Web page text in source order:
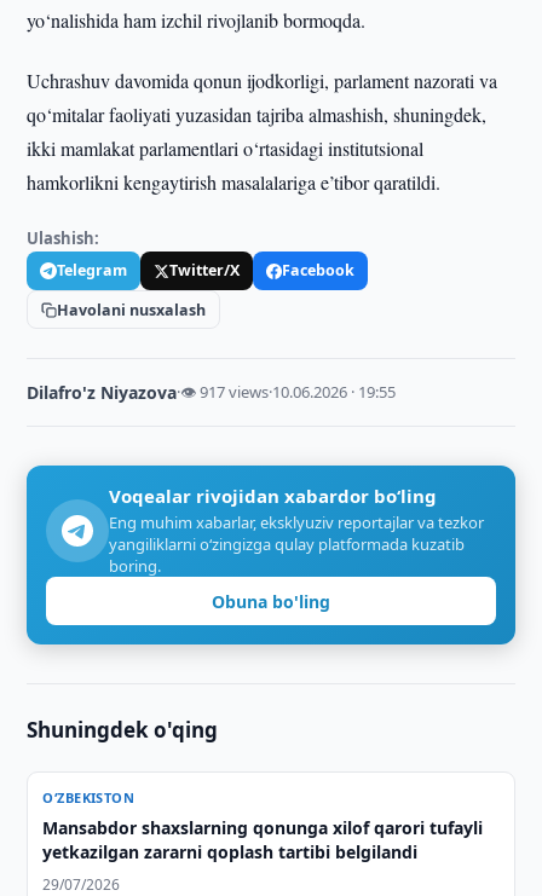
yo‘nalishida ham izchil rivojlanib bormoqda.
Uchrashuv davomida qonun ijodkorligi, parlament nazorati va
qo‘mitalar faoliyati yuzasidan tajriba almashish, shuningdek,
ikki mamlakat parlamentlari o‘rtasidagi institutsional
hamkorlikni kengaytirish masalalariga e’tibor qaratildi.
Ulashish:
Telegram Twitter/X
Facebook
Havolani nusxalash
Dilafro'z Niyazova·👁 917 views·10.06.2026 · 19:55
Voqealar rivojidan xabardor bo‘ling
Eng muhim xabarlar, eksklyuziv reportajlar va tezkor
yangiliklarni o‘zingizga qulay platformada kuzatib
boring.
Obuna bo'ling
Shuningdek o'qing
O‘ZBEKISTON
Mansabdor shaxslarning qonunga xilof qarori tufayli
yetkazilgan zararni qoplash tartibi belgilandi
29/07/2026